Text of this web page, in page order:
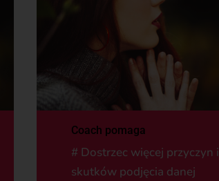
Coach pomaga
# Dostrzec więcej przyczyn i
skutków podjęcia danej